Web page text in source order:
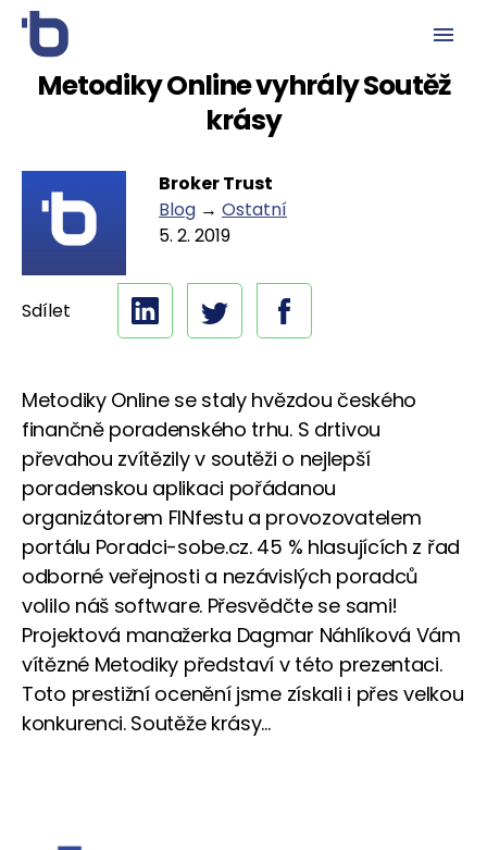
Metodiky Online vyhrály Soutěž
krásy
Broker Trust
Blog → Ostatní
5. 2. 2019
Sdílet
Metodiky Online se staly hvězdou českého
finančně poradenského trhu. S drtivou
převahou zvítězily v soutěži o nejlepší
poradenskou aplikaci pořádanou
organizátorem FINfestu a provozovatelem
portálu Poradci-sobe.cz. 45 % hlasujících z řad
odborné veřejnosti a nezávislých poradců
volilo náš software. Přesvědčte se sami!
Projektová manažerka Dagmar Náhlíková Vám
vítězné Metodiky představí v této prezentaci.
Toto prestižní ocenění jsme získali i přes velkou
konkurenci. Soutěže krásy...